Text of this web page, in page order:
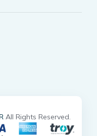
All Rights Reserved.